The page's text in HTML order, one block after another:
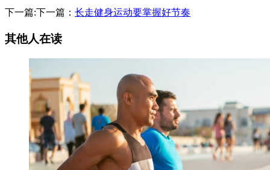
下一篇:下一篇： 长走健身运动要掌握好节奏
其他人在读